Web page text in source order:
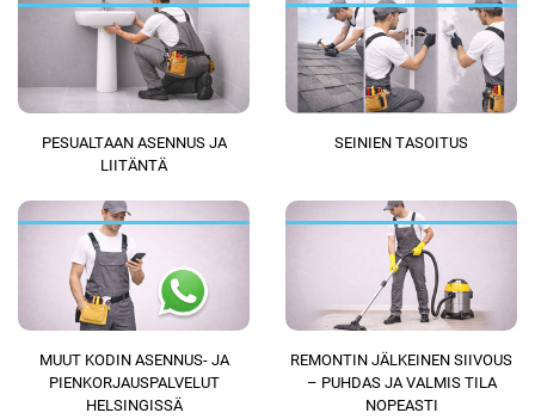
PESUALTAAN ASENNUS JA
LIITÄNTÄ
SEINIEN TASOITUS
MUUT KODIN ASENNUS- JA
PIENKORJAUSPALVELUT
HELSINGISSÄ
REMONTIN JÄLKEINEN SIIVOUS
– PUHDAS JA VALMIS TILA
NOPEASTI